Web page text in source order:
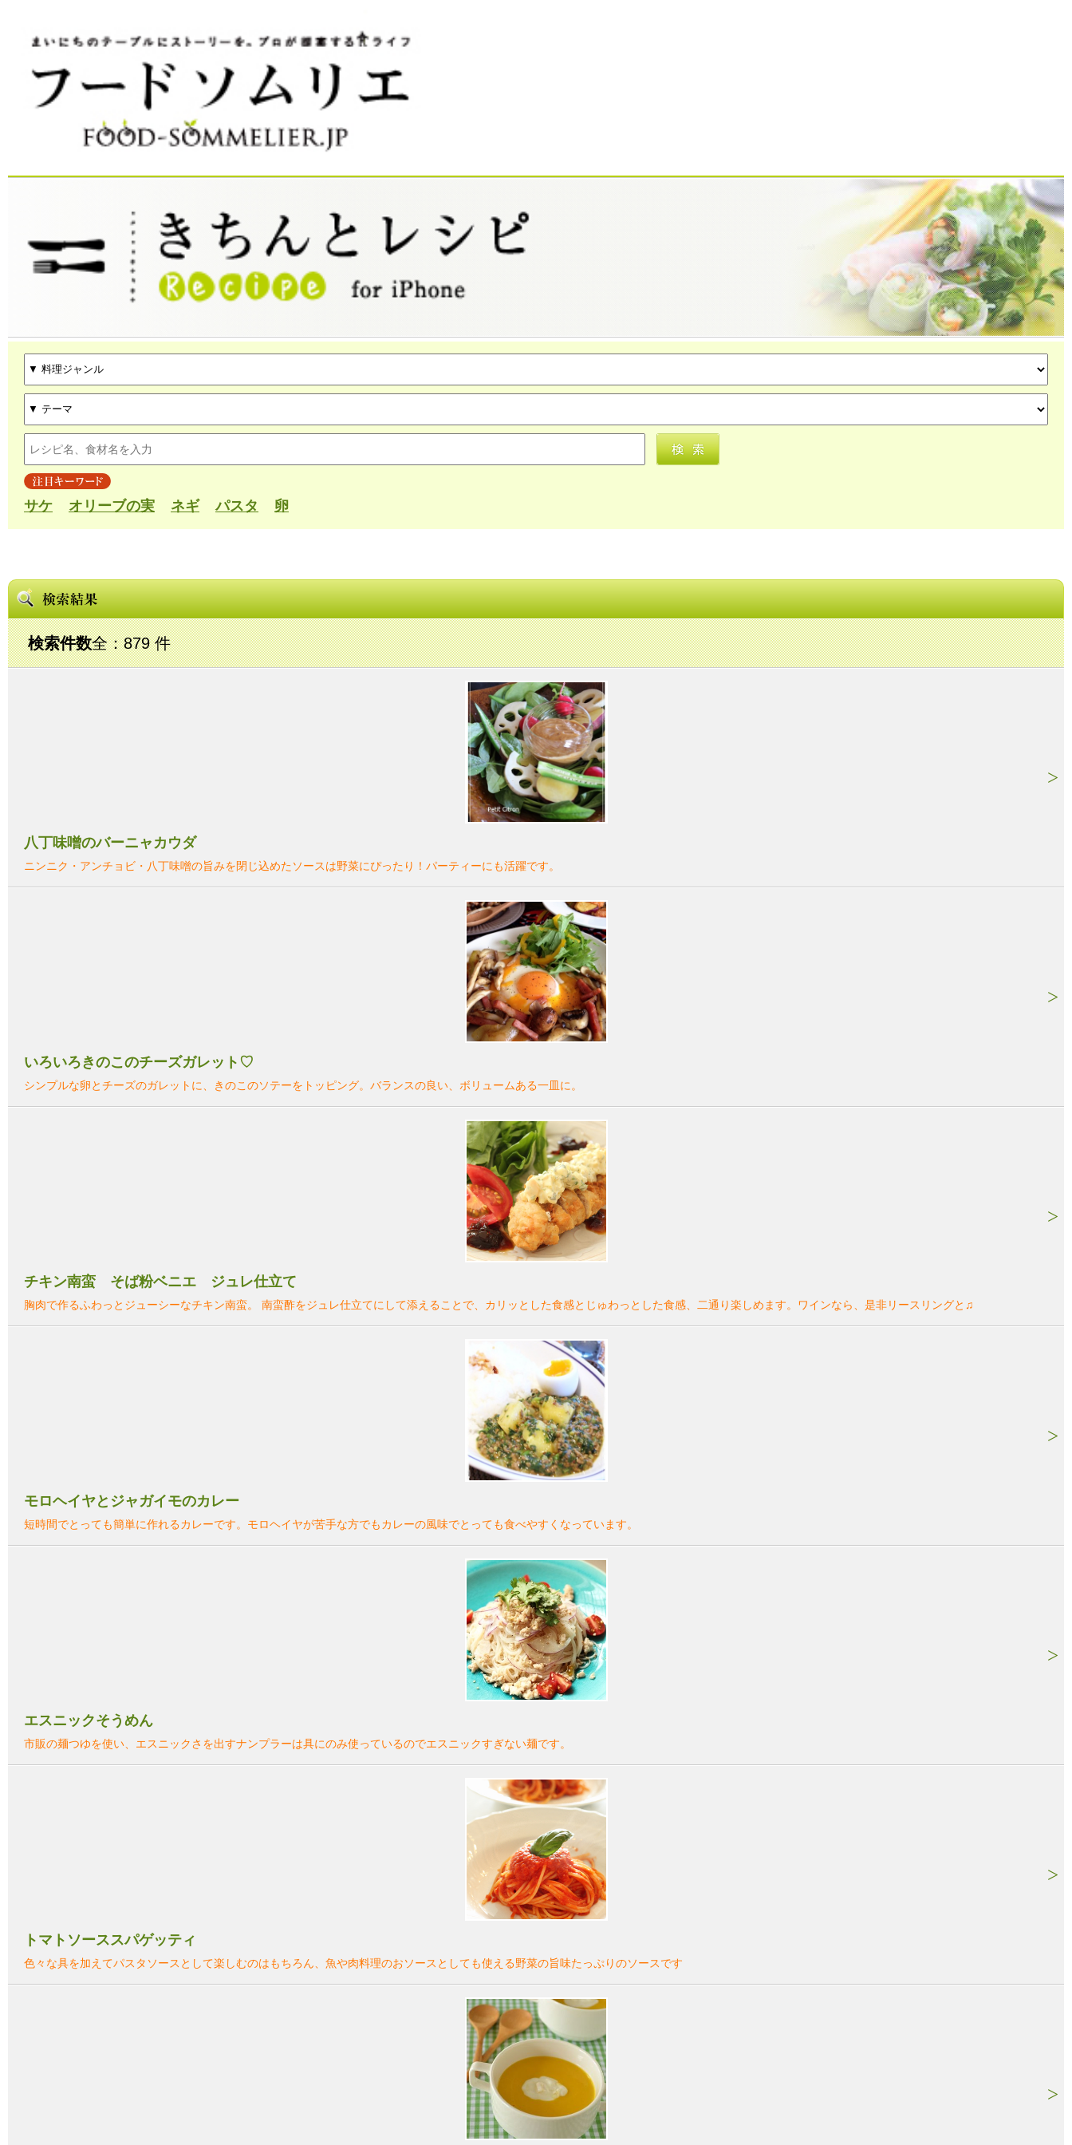
サケ オリーブの実 ネギ パスタ 卵
検索件数全：879 件
八丁味噌のバーニャカウダ
ニンニク・アンチョビ・八丁味噌の旨みを閉じ込めたソースは野菜にぴったり！パーティーにも活躍です。
いろいろきのこのチーズガレット♡
シンプルな卵とチーズのガレットに、きのこのソテーをトッピング。バランスの良い、ボリュームある一皿に。
チキン南蛮 そば粉ベニエ ジュレ仕立て
胸肉で作るふわっとジューシーなチキン南蛮。 南蛮酢をジュレ仕立てにして添えることで、カリッとした食感とじゅわっとした食感、二通り楽しめます。ワインなら、是非リースリングと♫
モロヘイヤとジャガイモのカレー
短時間でとっても簡単に作れるカレーです。モロヘイヤが苦手な方でもカレーの風味でとっても食べやすくなっています。
エスニックそうめん
市販の麺つゆを使い、エスニックさを出すナンプラーは具にのみ使っているのでエスニックすぎない麺です。
トマトソーススパゲッティ
色々な具を加えてパスタソースとして楽しむのはもちろん、魚や肉料理のおソースとしても使える野菜の旨味たっぷりのソースです